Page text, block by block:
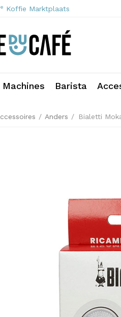
e Koffie Marktplaats
Machines Barista
/ Anders / Bialetti